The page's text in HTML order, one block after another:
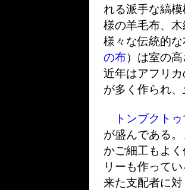
れる派手な縞
様の羊毛布、
様々な伝統的
の布）は室の
近年はアフリ
が多く作られ
トンブクトゥ
が盛んである
かご細工もよ
リーも作って
来た支配者に